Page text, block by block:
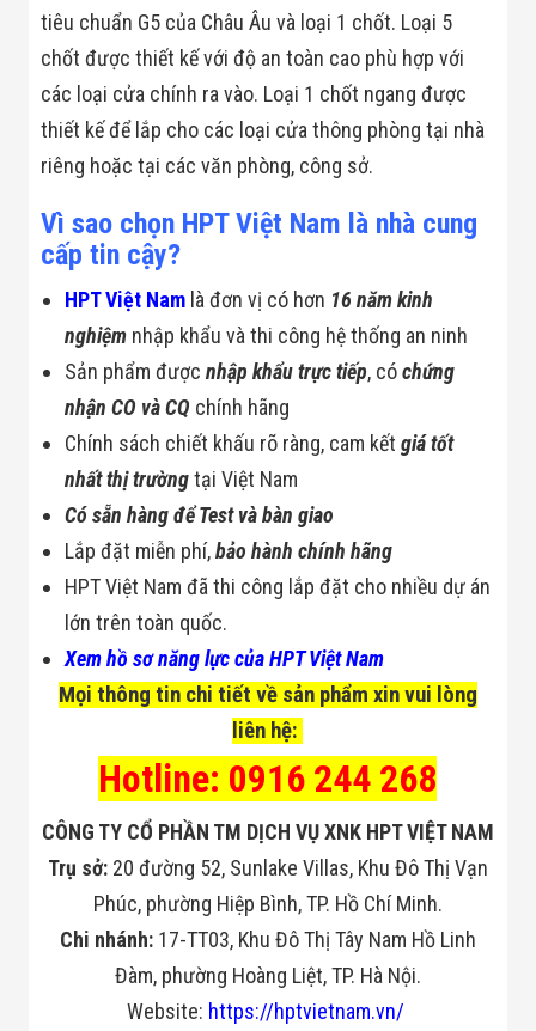
tiêu chuẩn G5 của Châu Âu và loại 1 chốt. Loại 5
chốt được thiết kế với độ an toàn cao phù hợp với
các loại cửa chính ra vào. Loại 1 chốt ngang được
thiết kế để lắp cho các loại cửa thông phòng tại nhà
riêng hoặc tại các văn phòng, công sở.
Vì sao chọn HPT Việt Nam là nhà cung
cấp tin cậy?
HPT Việt Nam là đơn vị có hơn 16 năm kinh
nghiệm nhập khẩu và thi công hệ thống an ninh
Sản phẩm đượcnhập khẩu trực tiếp, cóchứng
nhận CO và CQ chính hãng
Chính sách chiết khấu rõ ràng, cam kếtgiá tốt
nhất thị trườngtại Việt Nam
Có sẵn hàng để Test và bàn giao
Lắp đặt miễn phí,bảo hành chính hãng
HPT Việt Nam đã thi công lắp đặt cho nhiều dự án
lớn trên toàn quốc.
Xem hồ sơ năng lực của HPT Việt Nam
Mọi thông tin chi tiết về sản phẩm xin vui lòng
liên hệ:
Hotline: 0916 244 268
CÔNG TY CỔ PHẦN TM DỊCH VỤ XNK HPT VIỆT NAM
Trụ sở: 20 đường 52, Sunlake Villas, Khu Đô Thị Vạn
Phúc, phường Hiệp Bình, TP. Hồ Chí Minh.
Chi nhánh:17-TT03, Khu Đô Thị Tây Nam Hồ Linh
Đàm, phường Hoàng Liệt, TP. Hà Nội.
Website: https://hptvietnam.vn/